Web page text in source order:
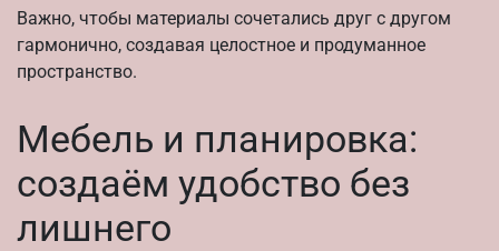
Важно, чтобы материалы сочетались друг с другом
гармонично, создавая целостное и продуманное
пространство.
Мебель и планировка:
создаём удобство без
лишнего